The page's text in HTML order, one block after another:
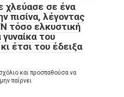
χλεύασε σε ένα
πισίνα, λέγοντας
ελκυστική
του
έτσι του έδειξα
και προσπαθούσα να
παίρνει